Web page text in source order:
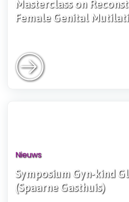
Masterclass on
Female Genital
Nieuws
Symposium Gyn-kind
(Spaarne Gasthuis)